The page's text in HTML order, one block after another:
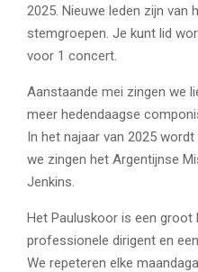
2025. Nieuwe leden zijn van
stemgroepen. Je kunt lid
voor 1 concert.
Aanstaande mei zingen we
meer hedendaagse
In het najaar van 2025
we zingen het Argentijnse
Jenkins.
Het Pauluskoor is een groot
professionele dirigent en
We repeteren elke